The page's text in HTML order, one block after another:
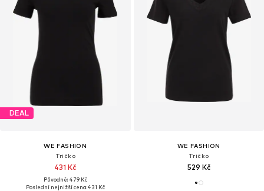
DEAL
WE FASHION
Tričko
431 Kč
Původně: 479 Kč
Poslední nejnižší cena:431 Kč
WE FASHION
Tričko
529 Kč